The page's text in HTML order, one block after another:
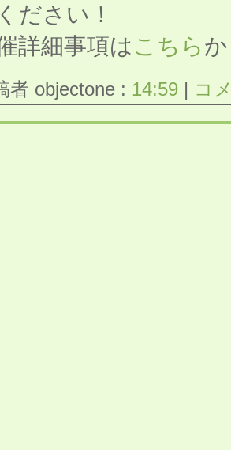
ださい！
詳細事項は こちら
者 objectone : 14:59 | コ